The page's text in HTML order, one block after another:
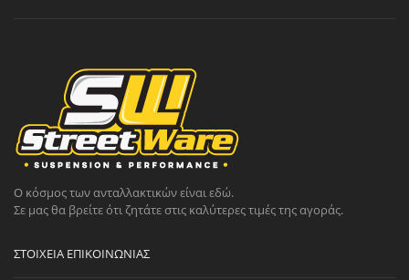
Ο κόσμος των ανταλλακτικών είναι εδώ.
Σε μας θα βρείτε ότι ζητάτε στις καλύτερες τιμές της αγοράς.
ΣΤΟΙΧΕΊΑ ΕΠΙΚΟΙΝΩΝΊΑΣ